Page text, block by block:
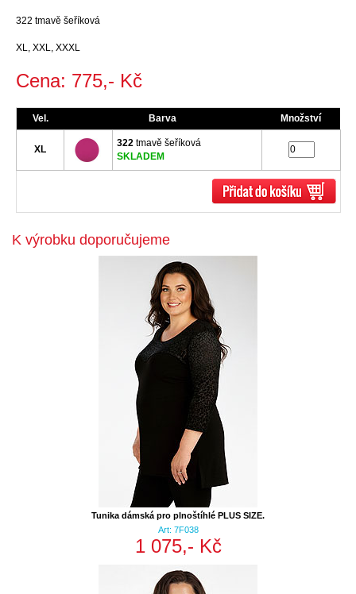
322 tmavě šeříková
XL, XXL, XXXL
Cena: 775,- Kč
Vel. Barva Množství
XL
322 tmavě šeříková
SKLADEM
K výrobku doporučujeme
Tunika dámská pro plnoštíhlé PLUS SIZE.
Art: 7F038
1 075,- Kč